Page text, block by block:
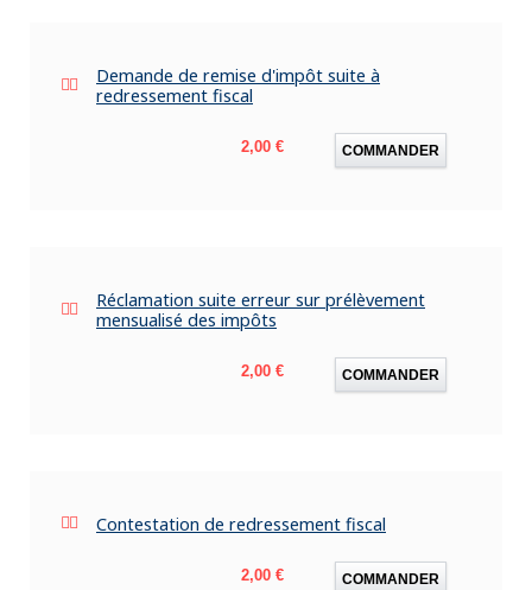
Demande de remise d'impôt suite à
redressement fiscal
Prix
2,00 € COMMANDER
Réclamation suite erreur sur prélèvement
mensualisé des impôts
Prix
2,00 € COMMANDER
Contestation de redressement fiscal
Prix
2,00 € COMMANDER